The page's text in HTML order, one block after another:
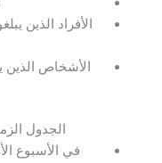
الأشخاص الذين يتمتعون
الجدول الزمني
في الأسبوع الأول، يحدث